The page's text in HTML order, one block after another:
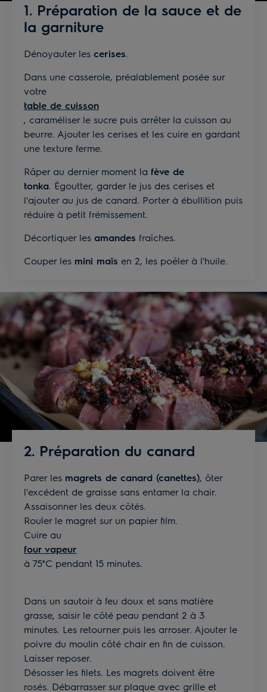
1. Préparation de la sauce et de
la garniture
Dénoyauter les cerises.
Dans une casserole, préalablement posée sur
votre
table de cuisson
, caraméliser le sucre puis arrêter la cuisson au
beurre. Ajouter les cerises et les cuire en gardant
une texture ferme.
Râper au dernier moment la fève de
tonka. Égoutter, garder le jus des cerises et
l'ajouter au jus de canard. Porter à ébullition puis
réduire à petit frémissement.
Décortiquer les amandes fraîches.
Couper les mini maïs en 2, les poêler à l'huile.
2. Préparation du canard
Parer les magrets de canard (canettes), ôter
l'excédent de graisse sans entamer la chair.
Assaisonner les deux côtés.
Rouler le magret sur un papier film.
Cuire au
four vapeur
à 75°C pendant 15 minutes.
Dans un sautoir à feu doux et sans matière
grasse, saisir le côté peau pendant 2 à 3
minutes. Les retourner puis les arroser. Ajouter le
poivre du moulin côté chair en fin de cuisson.
Laisser reposer.
Désosser les filets. Les magrets doivent être
rosés. Débarrasser sur plaque avec grille et